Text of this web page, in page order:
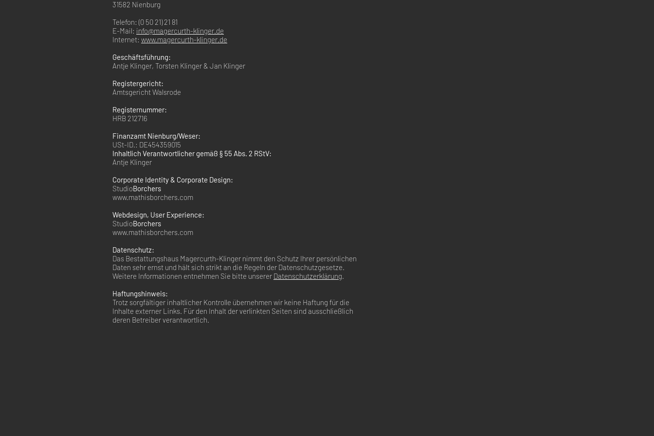
31582 Nienburg
Telefon: (0 50 21) 21 81
E-Mail: info@magercurth-klinger.de
Internet: www.magercurth-klinger.de
Geschäftsführung:
Antje Klinger, Torsten Klinger & Jan Klinger
Registergericht:
Amtsgericht Walsrode
Registernummer:
HRB 212716
Finanzamt Nienburg/Weser:
USt-ID.: DE454359015
Inhaltlich Verantwortlicher gemäß § 55 Abs. 2 RStV:
Antje Klinger
Corporate Identity & Corporate Design:
StudioBorchers
www.mathisborchers.com
Webdesign, User Experience:
StudioBorchers
www.mathisborchers.com
Datenschutz:
Das Bestattungshaus Magercurth-Klinger nimmt den Schutz Ihrer persönlichen
Daten sehr ernst und hält sich strikt an die Regeln der Datenschutzgesetze.
Weitere Informationen entnehmen Sie bitte unserer Datenschutzerklärung.
Haftungshinweis:
Trotz sorgfältiger inhaltlicher Kontrolle übernehmen wir keine Haftung für die
Inhalte externer Links. Für den Inhalt der verlinkten Seiten sind ausschließlich
deren Betreiber verantwortlich.